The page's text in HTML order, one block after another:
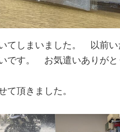
てしまいました。 以前い
です。 お気遣いありがと
て頂きました。